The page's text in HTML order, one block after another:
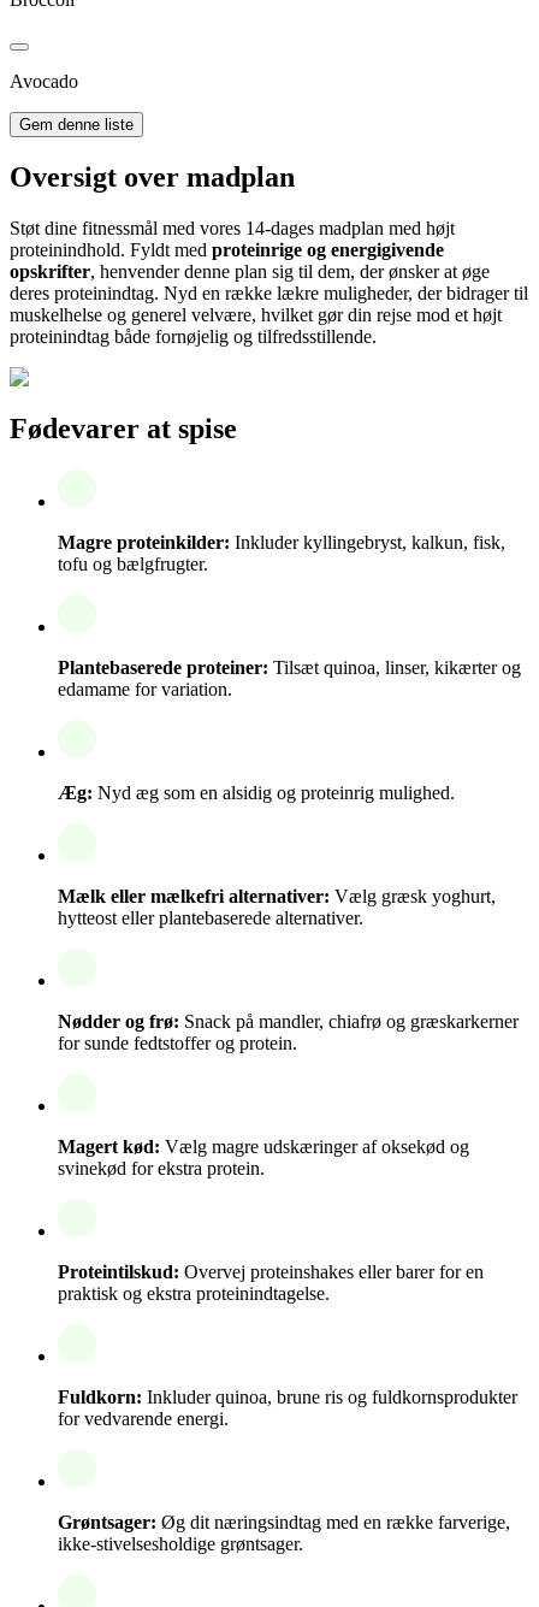
Avocado
Gem denne liste
Oversigt over madplan
Støt dine fitnessmål med vores 14-dages madplan med højt
proteinindhold. Fyldt med proteinrige og energigivende
opskrifter, henvender denne plan sig til dem, der ønsker at øge
deres proteinindtag. Nyd en række lækre muligheder, der bidrager til
muskelhelse og generel velvære, hvilket gør din rejse mod et højt
proteinindtag både fornøjelig og tilfredsstillende.
Fødevarer at spise
Magre proteinkilder: Inkluder kyllingebryst, kalkun, fisk,
tofu og bælgfrugter.
Plantebaserede proteiner: Tilsæt quinoa, linser, kikærter og
edamame for variation.
Æg: Nyd æg som en alsidig og proteinrig mulighed.
Mælk eller mælkefri alternativer: Vælg græsk yoghurt,
hytteost eller plantebaserede alternativer.
Nødder og frø: Snack på mandler, chiafrø og græskarkerner
for sunde fedtstoffer og protein.
Magert kød: Vælg magre udskæringer af oksekød og
svinekød for ekstra protein.
Proteintilskud: Overvej proteinshakes eller barer for en
praktisk og ekstra proteinindtagelse.
Fuldkorn: Inkluder quinoa, brune ris og fuldkornsprodukter
for vedvarende energi.
Grøntsager: Øg dit næringsindtag med en række farverige,
ikke-stivelsesholdige grøntsager.